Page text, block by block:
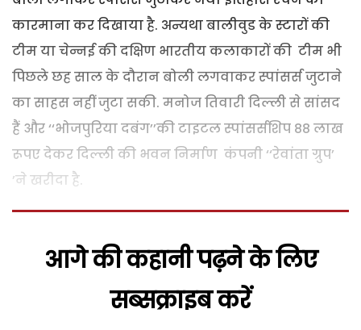
कारमाना कर दिखाया है. अन्यथा बालीवुड के स्टारों की
टीम या चेन्नई की दक्षिण भारतीय कलाकारों की टीम भी
पिछले छह साल के दौरान बोली लगवाकर स्पांसर्स जुटाने
का साहस नहीं जुटा सकी. मनोज तिवारी दिल्ली से सांसद
हैं और ‘‘भोजपुरिया दबंग’’की टाइटल स्पांसर्सशिप 88 लाख
रूपए देकर दिल्ली की भवन निर्माण कंपनी ‘‘रेवांता ग्रुप’
’ने खरीदा है.
आगे की कहानी पढ़ने के लिए
सब्सक्राइब करें